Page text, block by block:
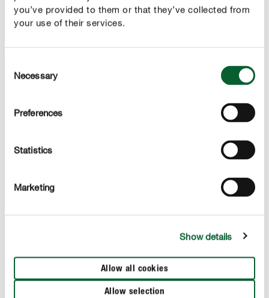
you’ve provided to them or that they’ve collected from
your use of their services.
Selection
Necessary
Preferences
Statistics
Marketing
Show details
Allow all cookies
Allow selection
Już od pierwszej aplikacji nawóz dostarcza roślinom
wszystkie niezbędne składniki pokarmowe. Zapewnia im
Dodatkowa porcja potasu poprawia bilans wodny roślin,
dzięki czemu efektywniej wykorzystują dostępne zasoby i
tracą mniej wilgoci. Regularnie stosowany nawóz
wydłuża odstępy między podlewaniem.